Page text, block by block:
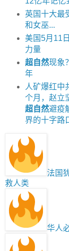
英国十大最
和女巫...
美国5月11
力量
超自然现象
年
人矿爆红中
个月，赵立
超自然避疫
界的十字路
法国
救人类
华人